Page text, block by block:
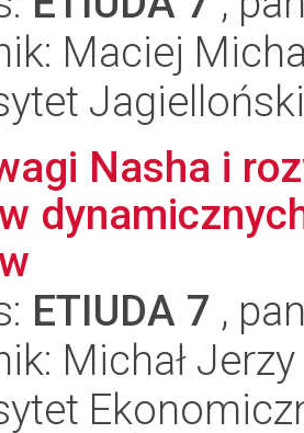
Maciej
Nasha i
ETIUDA 7 ,
Michał